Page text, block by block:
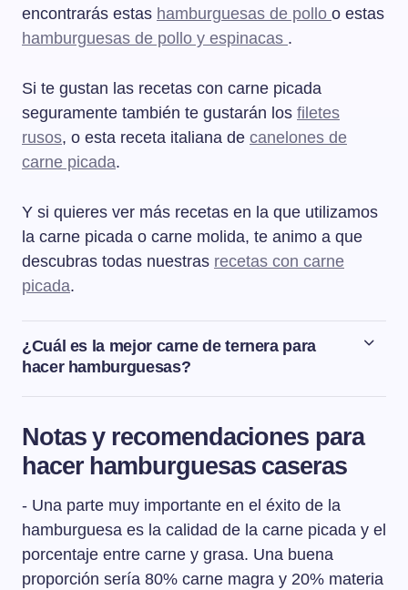
encontrarás estas hamburguesas de pollo o estas
hamburguesas de pollo y espinacas .
Si te gustan las recetas con carne picada
seguramente también te gustarán los filetes
rusos, o esta receta italiana de canelones de
carne picada.
Y si quieres ver más recetas en la que utilizamos
la carne picada o carne molida, te animo a que
descubras todas nuestras recetas con carne
picada.
¿Cuál es la mejor carne de ternera para
hacer hamburguesas?
Las mejores piezas de ternera para hacer
ternera, que son partes magras pero con algo de grasa
infiltrada.
Notas y recomendaciones para
hacer hamburguesas caseras
- Una parte muy importante en el éxito de la
hamburguesa es la calidad de la carne picada y el
porcentaje entre carne y grasa. Una buena
proporción sería 80% carne magra y 20% materia